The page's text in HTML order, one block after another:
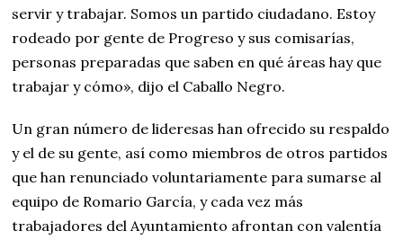
servir y trabajar. Somos un partido ciudadano. Estoy
rodeado por gente de Progreso y sus comisarías,
personas preparadas que saben en qué áreas hay que
trabajar y cómo», dijo el Caballo Negro.
Un gran número de lideresas han ofrecido su respaldo
y el de su gente, así como miembros de otros partidos
que han renunciado voluntariamente para sumarse al
equipo de Romario García, y cada vez más
trabajadores del Ayuntamiento afrontan con valentía